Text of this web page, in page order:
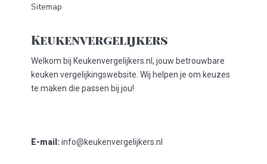
Sitemap
Keukenvergelijkers
Welkom bij Keukenvergelijkers.nl, jouw betrouwbare
keuken vergelijkingswebsite. Wij helpen je om keuzes
te maken die passen bij jou!
E-mail:info@keukenvergelijkers.nl